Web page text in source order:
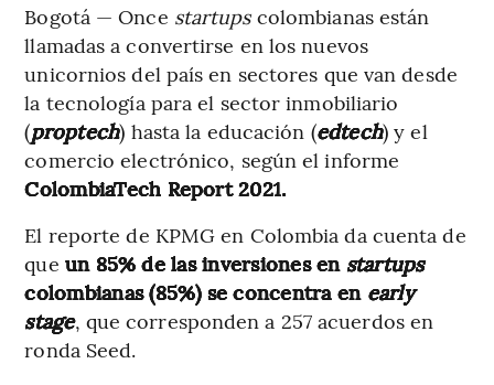
Bogotá — Once startups colombianas están
llamadas a convertirse en los nuevos
unicornios del país en sectores que van desde
la tecnología para el sector inmobiliario
(proptech) hasta la educación (edtech) y el
comercio electrónico, según el informe
ColombiaTech Report 2021.
El reporte de KPMG en Colombia da cuenta de
que un 85% de las inversiones en startups
colombianas (85%) se concentra en early
stage, que corresponden a 257 acuerdos en
ronda Seed.